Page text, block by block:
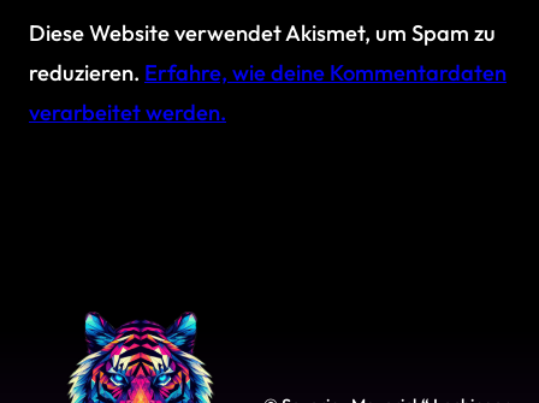
Diese Website verwendet Akismet, um Spam zu
reduzieren. Erfahre, wie deine Kommentardaten
verarbeitet werden.